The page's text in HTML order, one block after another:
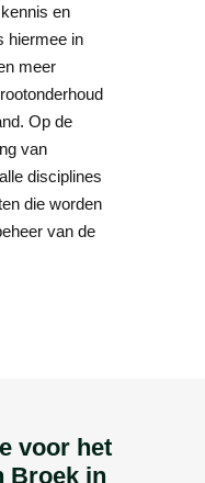
en
hiermee in
meer
Op de
van
disciplines
die worden
van de
voor het
Broek in